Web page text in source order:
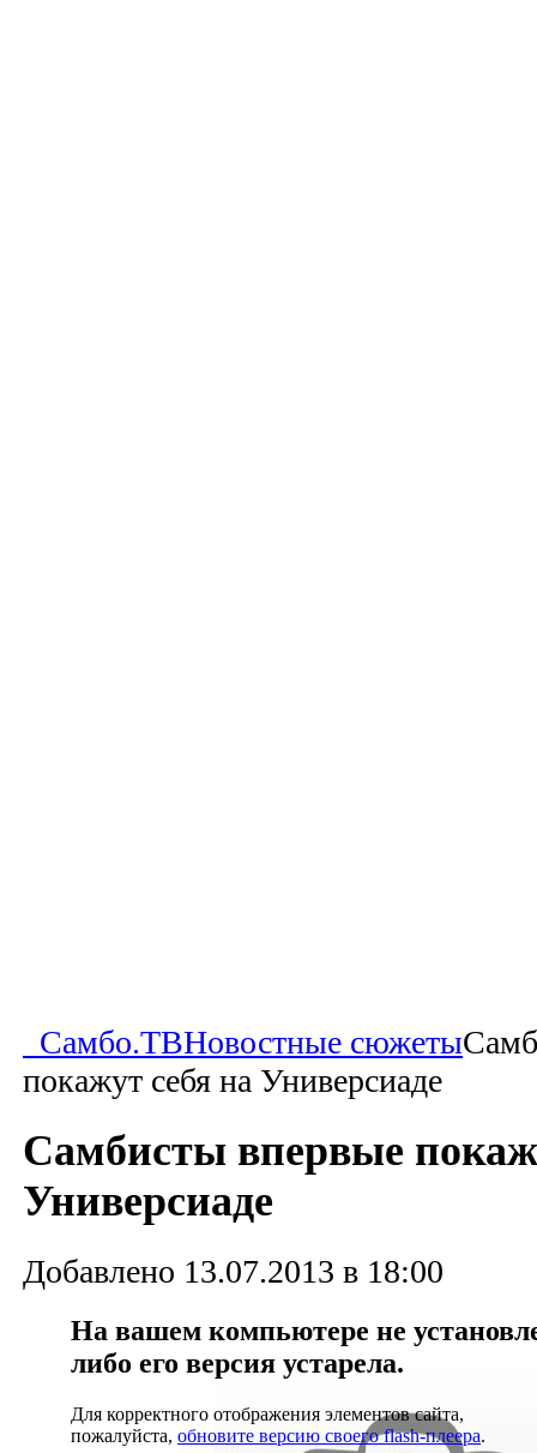
Самбо.ТВНовостные сюжеты
покажут себя на Универсиаде
Самбисты впервые
Универсиаде
Добавлено 13.07.2013 в 18:00
На вашем компьютере не
либо его версия устарела.
Для корректного отображения элементов сайта,
пожалуйста, обновите версию своего flash-плеера.